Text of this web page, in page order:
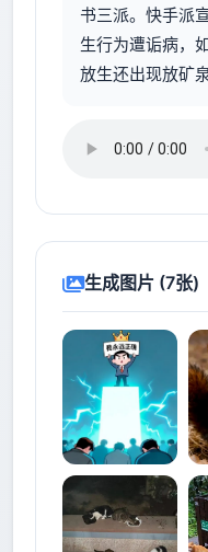
书三派。快手派
生行为遭诟病，
放生还出现放矿
生成图片 (7张)